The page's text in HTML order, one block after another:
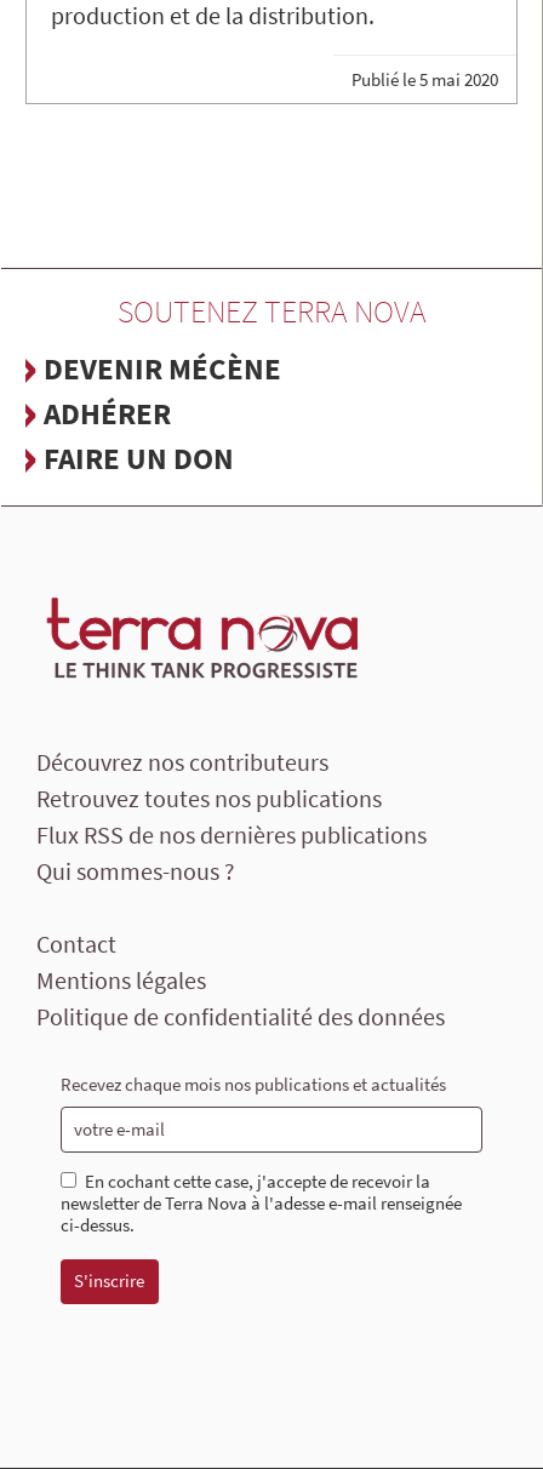
production et de la distribution.
Publié le5 mai 2020
SOUTENEZ TERRA NOVA
DEVENIR MÉCÈNE
ADHÉRER
FAIRE UN DON
Découvrez nos contributeurs
Retrouvez toutes nos publications
Flux RSS de nos dernières publications
Qui sommes-nous ?
Contact
Mentions légales
Politique de confidentialité des données
Recevez chaque mois nos publications et actualités
En cochant cette case, j'accepte de recevoir la
newsletter de Terra Nova à l'adesse e-mail renseignée
ci-dessus.